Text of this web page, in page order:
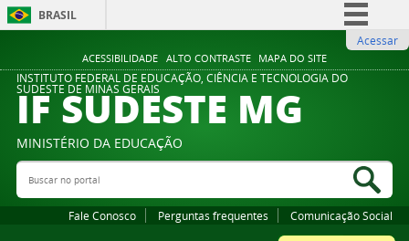
ACESSIBILIDADE ALTO CONTRASTE MAPA DO SITE
BRASIL
Comunica BR
Participe
Legislação
Acessar
INSTITUTO FEDERAL DE EDUCAÇÃO, CIÊNCIA E TECNOLOGIA DO
SUDESTE DE MINAS GERAIS
IF SUDESTE MG
MINISTÉRIO DA EDUCAÇÃO
Buscar no portal
Fale Conosco Perguntas frequentes Comunicação Social